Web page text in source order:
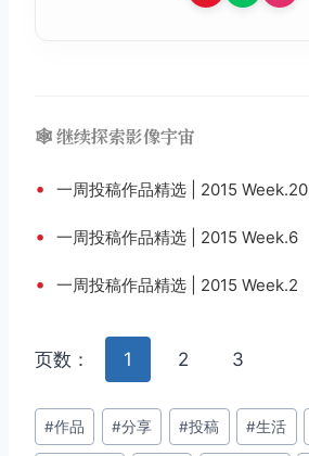
🕸️ 继续探索影像宇宙
• 一周投稿作品精选 | 2015 Week.20
• 一周投稿作品精选 | 2015 Week.6
• 一周投稿作品精选 | 2015 Week.2
页数： 1 2 3
文
章
#作品 #分享 #投稿 #生活